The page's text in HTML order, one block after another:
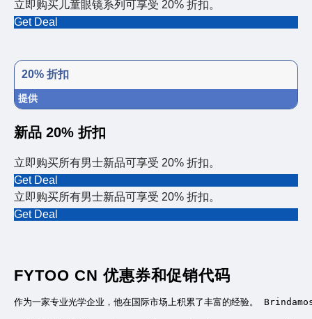
立即购买儿童眼镜系列可享受 20% 折扣。
Get Deal
20% 折扣
提供
新品 20% 折扣
立即购买所有男士新品可享受 20% 折扣。
Get Deal
立即购买所有男士新品可享受 20% 折扣。
Get Deal
FYTOO CN 优惠券和促销代码
作为一家专业光学企业，他在国际市场上积累了丰富的经验。